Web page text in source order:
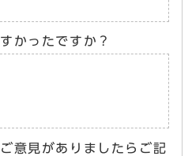
かったですか？
意見がありましたらご記